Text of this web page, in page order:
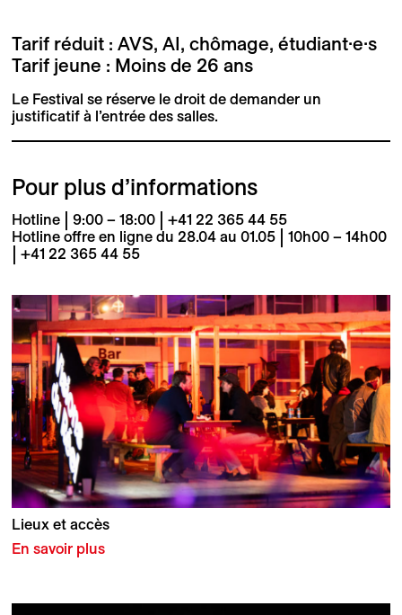
Tarif réduit : AVS, AI, chômage, étudiant·e·s
Tarif jeune : Moins de 26 ans
Le Festival se réserve le droit de demander un
justificatif à l’entrée des salles.
Pour plus d’informations
Hotline | 9:00 – 18:00 | +41 22 365 44 55
Hotline offre en ligne du 28.04 au 01.05 | 10h00 – 14h00
| +41 22 365 44 55
Lieux et accès
En savoir plus